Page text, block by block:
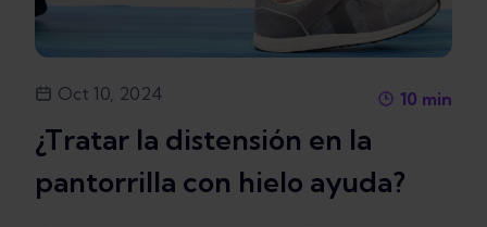
Oct 10, 2024 10 min
¿Tratar la distensión en la
pantorrilla con hielo ayuda?